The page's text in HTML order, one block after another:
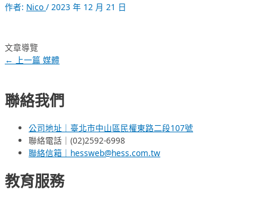
作者: Nico / 2023 年 12 月 21 日
文章導覽
←
上一篇 媒體
聯絡我們
公司地址｜臺北市中山區民權東路二段107號
聯絡電話｜(02)2592-6998
聯絡信箱｜hessweb@hess.com.tw
教育服務